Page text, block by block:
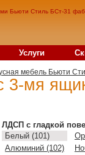
Бьюти Стиль БСт-31
Услуги
мебель Бьюти
3-мя
ЛДСП с гладкой
Белый (101)
Алюминий (102)